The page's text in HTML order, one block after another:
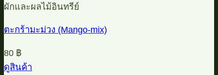
ผักและผลไม้อินทรีย์
ตะกร้ามะม่วง (Mango-mix)
80 ฿
ดูสินค้า